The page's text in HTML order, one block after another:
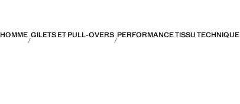
HOMME GILETS ET PULL-OVERS PERFORMANCE TISSU TECHNIQUE